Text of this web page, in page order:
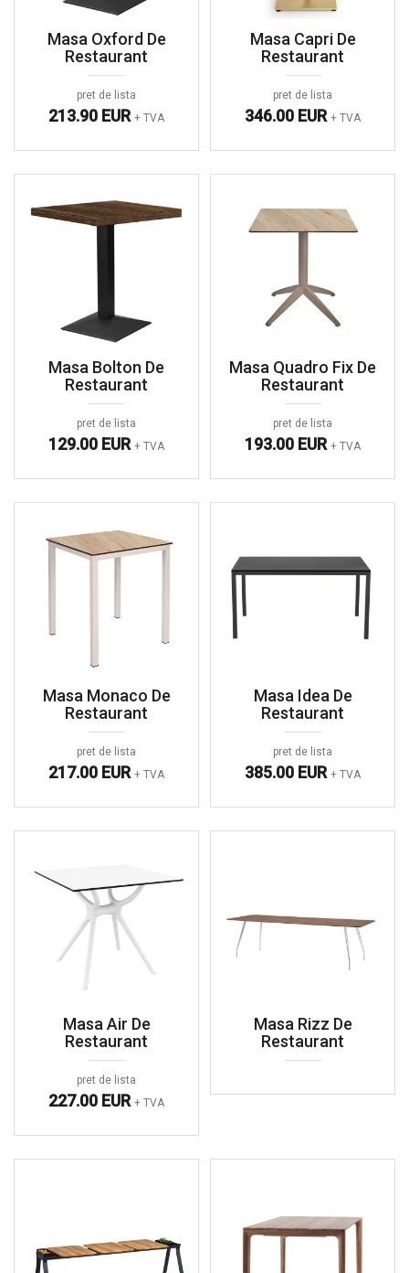
Masa Oxford De
Restaurant
pret de lista
213.90 EUR + TVA
Masa Capri De
Restaurant
pret de lista
346.00 EUR + TVA
Masa Bolton De
Restaurant
pret de lista
129.00 EUR + TVA
Masa Quadro Fix De
Restaurant
pret de lista
193.00 EUR + TVA
Masa Monaco De
Restaurant
pret de lista
217.00 EUR + TVA
Masa Idea De
Restaurant
pret de lista
385.00 EUR + TVA
Masa Air De
Restaurant
pret de lista
227.00 EUR + TVA
Masa Rizz De
Restaurant